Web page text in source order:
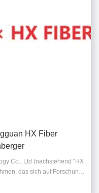
HX Fiber
Co., Ltd (nachstehend "HX
das sich auf Forschung,